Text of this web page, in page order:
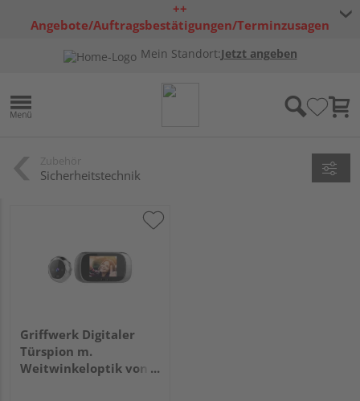
++
Angebote/Auftragsbestätigungen/Terminzusagen
Mein Standort:Jetzt angeben
Sicherheitstechnik
Griffwerk Digitaler
Türspion m.
Weitwinkeloptik von